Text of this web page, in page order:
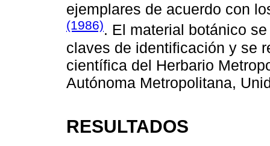
ejemplares de acuerdo con
(1986). El material botánico
claves de identificación y se
científica del Herbario
Autónoma Metropolitana,
RESULTADOS